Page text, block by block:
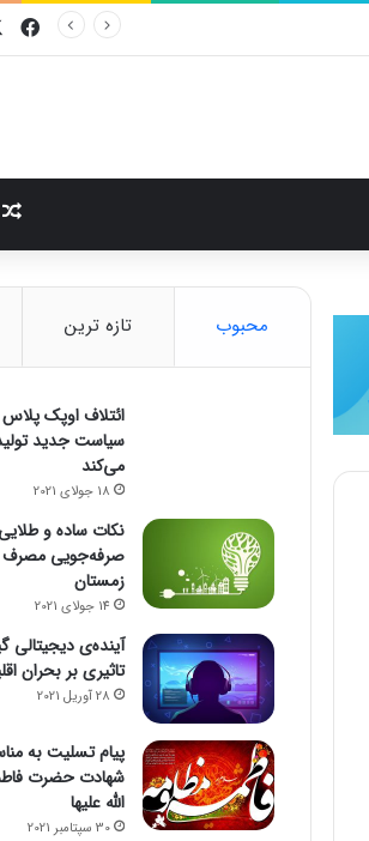
محبوب تازه ترین
ائتلاف اوپک پلاس
سیاست جدید
می‌کند
18 جولای 2021
نکات ساده و
صرفه‌جویی مصرف
زمستان
14 جولای 2021
آینده‌ی دیجیتالی
تاثیری بر بحران
28 آوریل 2021
پیام تسلیت به
شهادت حضرت
الله علیها
30 سپتامبر 2021